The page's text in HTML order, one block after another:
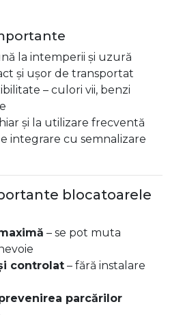
la intemperii și uzură
și ușor de transportat
– culori vii, benzi
și la utilizare frecventă
integrare cu semnalizare
blocatoarele
– se pot muta
controlat – fără instalare
parcărilor